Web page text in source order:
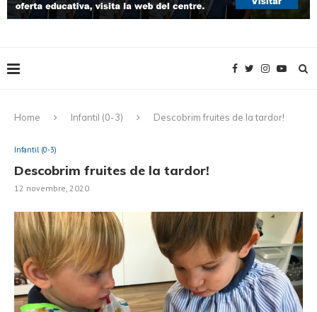
Home Infantil (0-3) Descobrim fruites de la tardor!
Infantil (0-3)
Descobrim fruites de la tardor!
12 novembre, 2020